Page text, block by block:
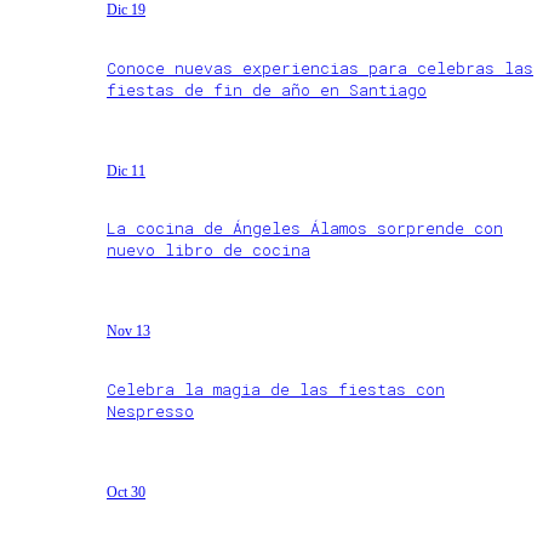
Dic 19
Conoce nuevas experiencias para celebras las
fiestas de fin de año en Santiago
Dic 11
La cocina de Ángeles Álamos sorprende con
nuevo libro de cocina
Nov 13
Celebra la magia de las fiestas con
Nespresso
Oct 30